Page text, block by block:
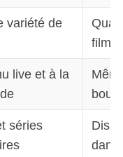
variété de
films
live et à la
séries
dans